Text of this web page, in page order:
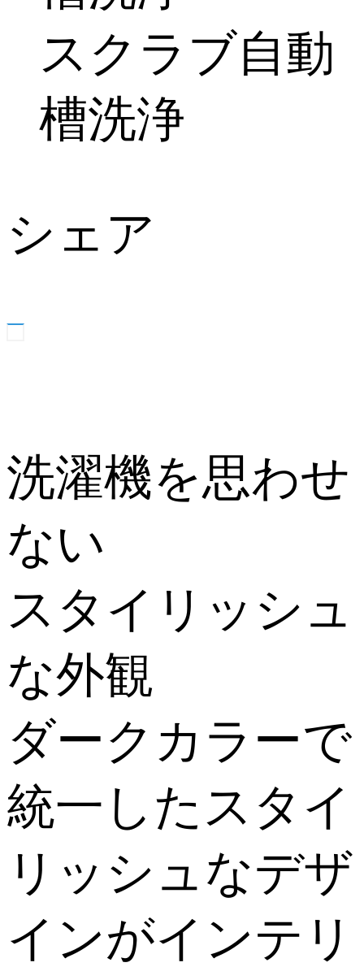
スクラブ自動
槽洗浄
シェア
洗濯機を思わせ
ない
スタイリッシュ
な外観
ダークカラーで
統一したスタイ
リッシュなデザ
インがインテリ